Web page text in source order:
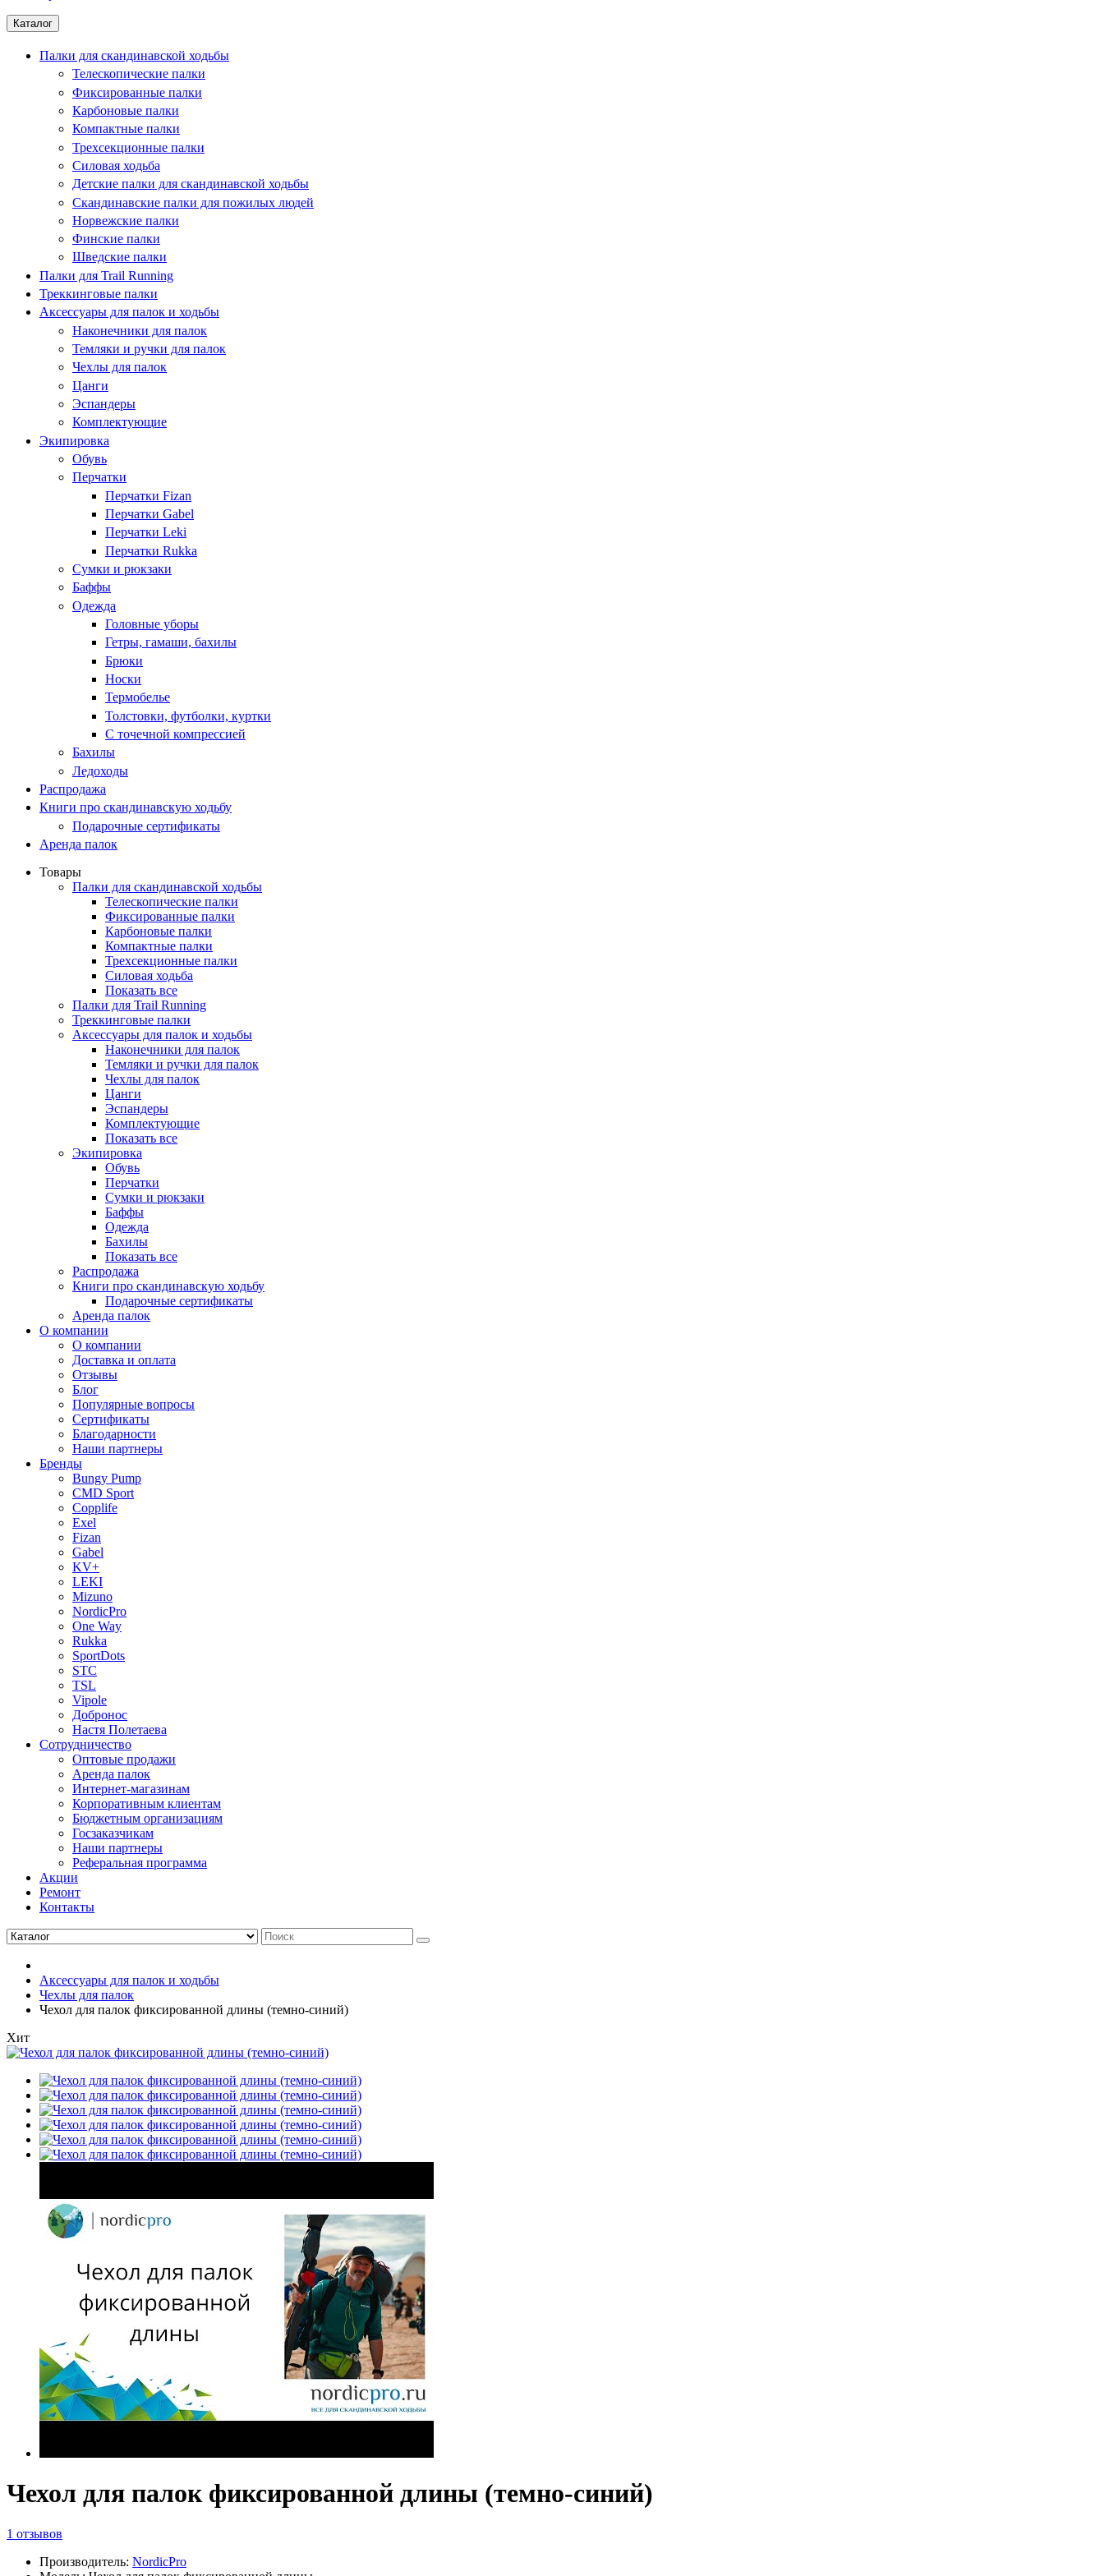
Каталог
Палки для скандинавской ходьбы
Телескопические палки
Фиксированные палки
Карбоновые палки
Компактные палки
Трехсекционные палки
Силовая ходьба
Детские палки для скандинавской ходьбы
Скандинавские палки для пожилых людей
Норвежские палки
Финские палки
Шведские палки
Палки для Trail Running
Треккинговые палки
Аксессуары для палок и ходьбы
Наконечники для палок
Темляки и ручки для палок
Чехлы для палок
Цанги
Эспандеры
Комплектующие
Экипировка
Обувь
Перчатки
Перчатки Fizan
Перчатки Gabel
Перчатки Leki
Перчатки Rukka
Сумки и рюкзаки
Баффы
Одежда
Головные уборы
Гетры, гамаши, бахилы
Брюки
Носки
Термобелье
Толстовки, футболки, куртки
С точечной компрессией
Бахилы
Ледоходы
Распродажа
Книги про скандинавскую ходьбу
Подарочные сертификаты
Аренда палок
Товары
Палки для скандинавской ходьбы
Телескопические палки
Фиксированные палки
Карбоновые палки
Компактные палки
Трехсекционные палки
Силовая ходьба
Показать все
Палки для Trail Running
Треккинговые палки
Аксессуары для палок и ходьбы
Наконечники для палок
Темляки и ручки для палок
Чехлы для палок
Цанги
Эспандеры
Комплектующие
Показать все
Экипировка
Обувь
Перчатки
Сумки и рюкзаки
Баффы
Одежда
Бахилы
Показать все
Распродажа
Книги про скандинавскую ходьбу
Подарочные сертификаты
Аренда палок
О компании
О компании
Доставка и оплата
Отзывы
Блог
Популярные вопросы
Сертификаты
Благодарности
Наши партнеры
Бренды
Bungy Pump
CMD Sport
Copplife
Exel
Fizan
Gabel
KV+
LEKI
Mizuno
NordicPro
One Way
Rukka
SportDots
STC
TSL
Vipole
Добронос
Настя Полетаева
Сотрудничество
Оптовые продажи
Аренда палок
Интернет-магазинам
Корпоративным клиентам
Бюджетным организациям
Госзаказчикам
Наши партнеры
Реферальная программа
Акции
Ремонт
Контакты
Аксессуары для палок и ходьбы
Чехлы для палок
Чехол для палок фиксированной длины (темно-синий)
Хит
Чехол для палок фиксированной длины (темно-синий)
1 отзывов
Производитель: NordicPro